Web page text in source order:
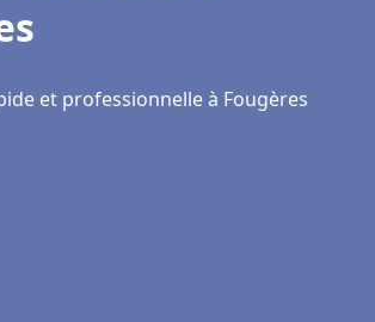
et professionnelle à Fougères